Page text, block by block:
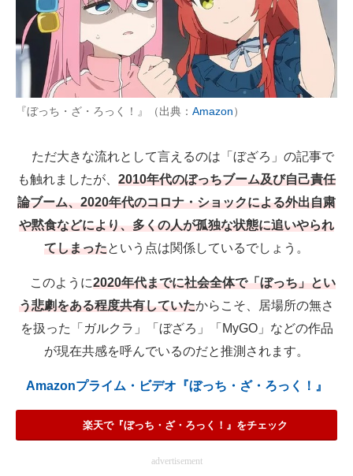
『ぼっち・ざ・ろっく！』（出典： Amazon）
ただ大きな流れとして言えるのは「ぼざろ」の記事で
も触れましたが、 2010年代のぼっちブーム及び自己責任
論ブーム、2020年代のコロナ・ショックによる外出自粛
や黙食などにより、多くの人が孤独な状態に追いやられ
てしまったという点は関係しているでしょう。
このように2020年代までに社会全体で「ぼっち」とい
う悲劇をある程度共有していたからこそ、居場所の無さ
を扱った「ガルクラ」「ぼざろ」「MyGO」などの作品
が現在共感を呼んでいるのだと推測されます。
Amazonプライム・ビデオ『ぼっち・ざ・ろっく！』
楽天で『ぼっち・ざ・ろっく！』をチェック
advertisement